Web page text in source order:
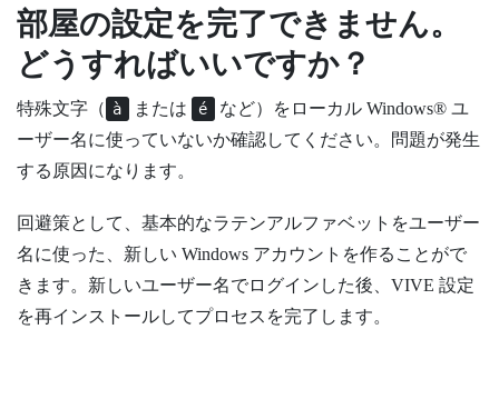
部屋の設定を完了できません。
どうすればいいですか？
特殊文字（ à または é など）をローカル Windows®ユ
ーザー名に使っていないか確認してください。問題が発生
する原因になります。
回避策として、基本的なラテンアルファベットをユーザー
名に使った、新しい Windows アカウントを作ることがで
きます。新しいユーザー名でログインした後、 VIVE 設定
を再インストールしてプロセスを完了します。